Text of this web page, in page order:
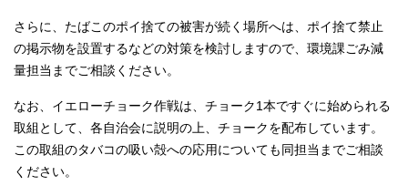
さらに、たばこのポイ捨ての被害が続く場所へは、ポイ捨て禁止
の掲示物を設置するなどの対策を検討しますので、環境課ごみ減
量担当までご相談ください。
なお、イエローチョーク作戦は、チョーク1本ですぐに始められる
取組として、各自治会に説明の上、チョークを配布しています。
この取組のタバコの吸い殻への応用についても同担当までご相談
ください。